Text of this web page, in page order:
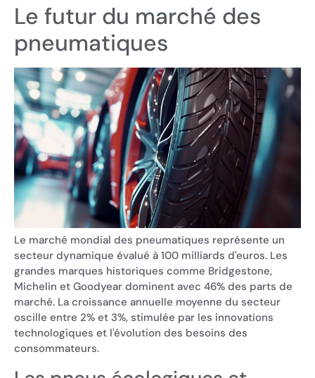
Le futur du marché des
pneumatiques
Le marché mondial des pneumatiques représente un
secteur dynamique évalué à 100 milliards d'euros. Les
grandes marques historiques comme Bridgestone,
Michelin et Goodyear dominent avec 46% des parts de
marché. La croissance annuelle moyenne du secteur
oscille entre 2% et 3%, stimulée par les innovations
technologiques et l'évolution des besoins des
consommateurs.